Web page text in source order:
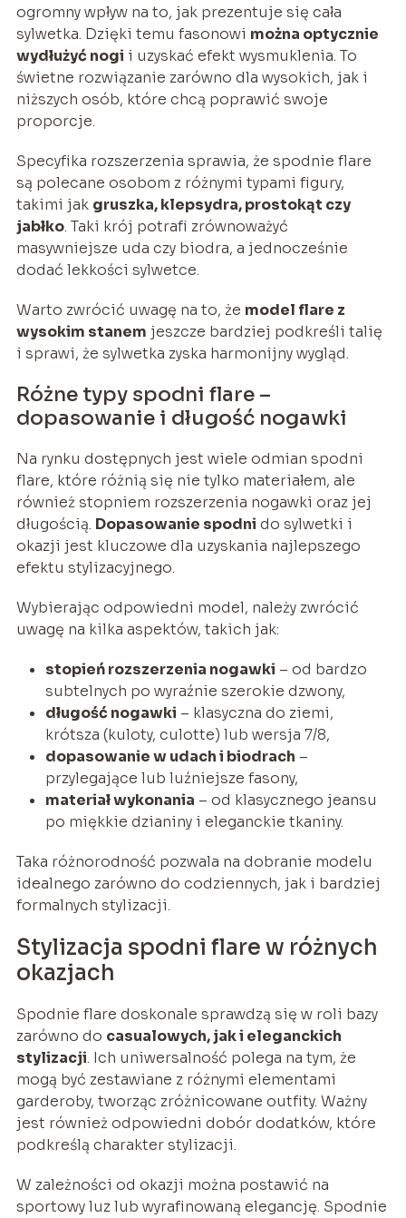
ogromny wpływ na to, jak prezentuje się cała
sylwetka. Dzięki temu fasonowi można optycznie
wydłużyć nogi i uzyskać efekt wysmuklenia. To
świetne rozwiązanie zarówno dla wysokich, jak i
niższych osób, które chcą poprawić swoje
proporcje.
Specyfika rozszerzenia sprawia, że spodnie flare
są polecane osobom z różnymi typami figury,
takimi jak gruszka, klepsydra, prostokąt czy
jabłko. Taki krój potrafi zrównoważyć
masywniejsze uda czy biodra, a jednocześnie
dodać lekkości sylwetce.
Warto zwrócić uwagę na to, że model flare z
wysokim stanem jeszcze bardziej podkreśli talię
i sprawi, że sylwetka zyska harmonijny wygląd.
Różne typy spodni flare –
dopasowanie i długość nogawki
Na rynku dostępnych jest wiele odmian spodni
flare, które różnią się nie tylko materiałem, ale
również stopniem rozszerzenia nogawki oraz jej
długością. Dopasowanie spodni do sylwetki i
okazji jest kluczowe dla uzyskania najlepszego
efektu stylizacyjnego.
Wybierając odpowiedni model, należy zwrócić
uwagę na kilka aspektów, takich jak:
stopień rozszerzenia nogawki – od bardzo
subtelnych po wyraźnie szerokie dzwony,
długość nogawki – klasyczna do ziemi,
krótsza (kuloty, culotte) lub wersja 7/8,
dopasowanie w udach i biodrach –
przylegające lub luźniejsze fasony,
materiał wykonania – od klasycznego jeansu
po miękkie dzianiny i eleganckie tkaniny.
Taka różnorodność pozwala na dobranie modelu
idealnego zarówno do codziennych, jak i bardziej
formalnych stylizacji.
Stylizacja spodni flare w różnych
okazjach
Spodnie flare doskonale sprawdzą się w roli bazy
zarówno do casualowych, jak i eleganckich
stylizacji. Ich uniwersalność polega na tym, że
mogą być zestawiane z różnymi elementami
garderoby, tworząc zróżnicowane outfity. Ważny
jest również odpowiedni dobór dodatków, które
podkreślą charakter stylizacji.
W zależności od okazji można postawić na
sportowy luz lub wyrafinowaną elegancję. Spodnie